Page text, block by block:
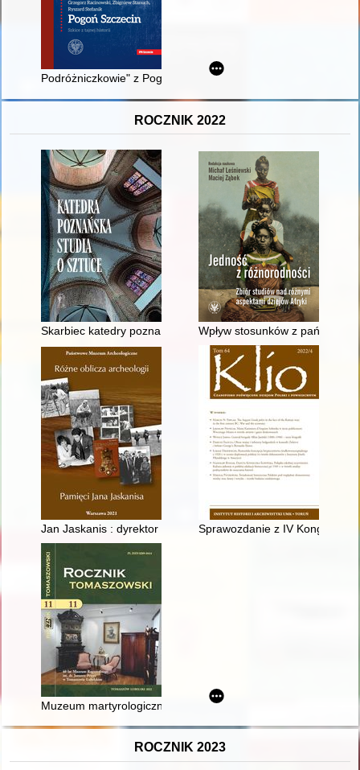
Podróżniczkowie" z Pogoni
ROCZNIK 2022
Skarbiec katedry poznańskiej Wpływ stosunków z
Jan Jaskanis : dyrektor Państwowego Muzeum
Sprawozdanie z IV Kongresu
Muzeum martyrologiczne w Bełżcu w perspektywie
ROCZNIK 2023